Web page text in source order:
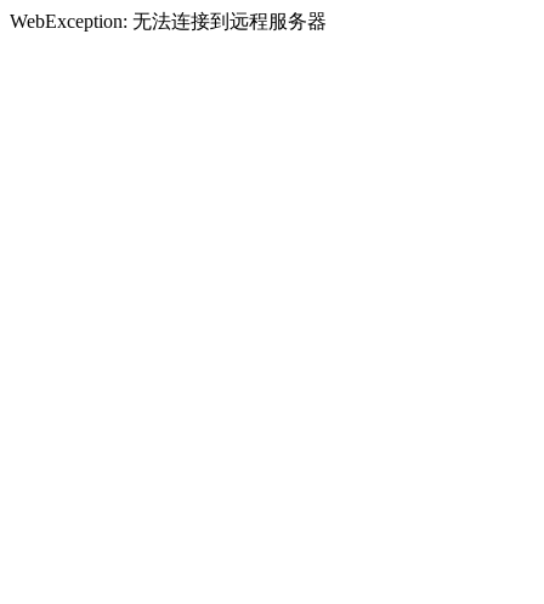
WebException: 无法连接到远程服务器